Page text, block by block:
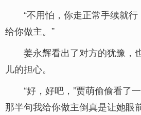
“不用怕，你走正常手续就
给你做主。”
姜永辉看出了对方的犹豫，
儿的担心。
“好，好吧，”贾萌偷偷看了
那半句我给你做主倒真是让她眼